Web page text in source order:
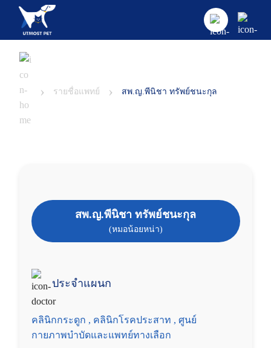
› รายชื่อแพทย์ › สพ.ญ.พีนิชา ทรัพย์ชนะกุล
สพ.ญ.พีนิชา ทรัพย์ชนะกุล
(หมอน้อยหน่า)
ประจำแผนก
คลินิกกระดูก , คลินิกโรคประสาท , ศูนย์
กายภาพบำบัดและแพทย์ทางเลือก
ศูนย์และคลินิก
คลินิกกระดูก
คลินิกโรคเบาหวาน ไทรอยด์
ห้องพักสัตว์เลี้ยง
สุนัข
ข้อมูลโรงพยาบาล
นัดหมาย